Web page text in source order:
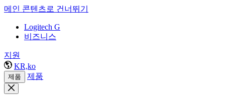
메인 콘텐츠로 건너뛰기
Logitech G
비즈니스
지원
KR,ko
제품 제품